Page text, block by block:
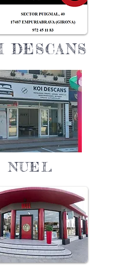
DESCANS
NUEL